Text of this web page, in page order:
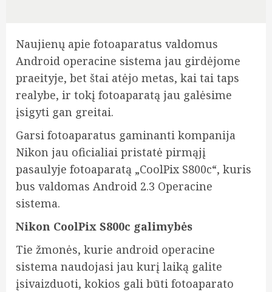
Naujienų apie fotoaparatus valdomus
Android operacine sistema jau girdėjome
praeityje, bet štai atėjo metas, kai tai taps
realybe, ir tokį fotoaparatą jau galėsime
įsigyti gan greitai.
Garsi fotoaparatus gaminanti kompanija
Nikon jau oficialiai pristatė pirmąjį
pasaulyje fotoaparatą „CoolPix S800c“, kuris
bus valdomas Android 2.3 Operacine
sistema.
Nikon CoolPix S800c galimybės
Tie žmonės, kurie android operacine
sistema naudojasi jau kurį laiką galite
įsivaizduoti, kokios gali būti fotoaparato